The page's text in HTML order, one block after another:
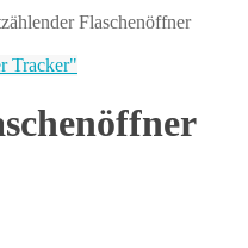
Flaschenöffner